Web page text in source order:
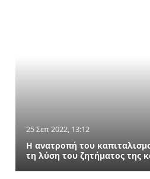
25 Σεπ 2022, 13:12
Η ανατροπή του
τη λύση του ζητήματος της